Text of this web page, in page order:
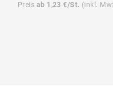
Preis ab 1,23 €/St. (inkl.